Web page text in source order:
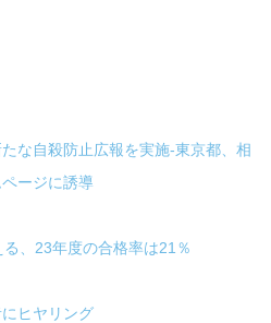
な自殺防止広報を実施-東京都、相
ージに誘導
、23年度の合格率は21％
ヒヤリング